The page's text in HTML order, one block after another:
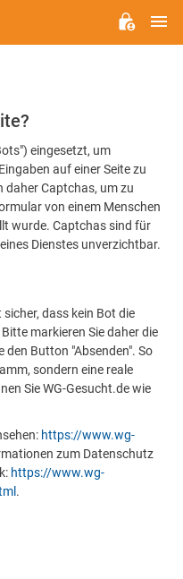
eingesetzt, um
auf einer Seite zu
daher Captchas, um zu
von einem Menschen
wurde. Captchas sind für
Dienstes unverzichtbar.
dass kein Bot die
markieren Sie daher die
den Button "Absenden". So
sondern eine reale
Sie WG-Gesucht.de wie
https://www.wg-
zum Datenschutz
https://www.wg-
.